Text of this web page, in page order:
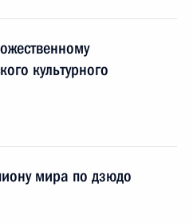
культурного
мира по дзюдо